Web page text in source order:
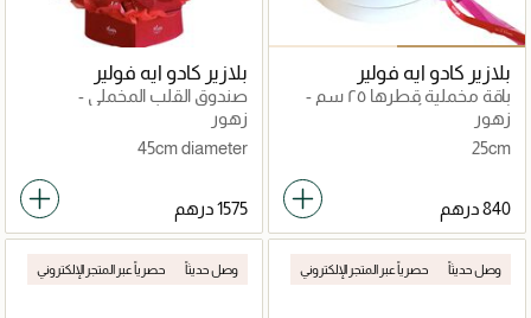
بلازير كادو ايه فولير
باقة مخملية قطرها ٢٥ سم -
ورود حمراء وأوركيد وردي
زهور
25cm
بلازير كادو ايه فولير
صندوق القلب المخملي -
مجموعة هدايا فاخرة من زهور
الأوركيد
زهور
45cm diameter
وصل حديثاً حصرياً عبر المتجر الإلكتروني وصل حديثاً حصرياً عبر المتجر الإلكتروني